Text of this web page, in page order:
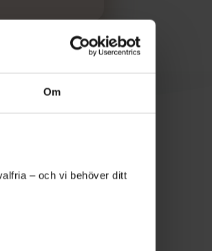
Om
– och vi behöver ditt